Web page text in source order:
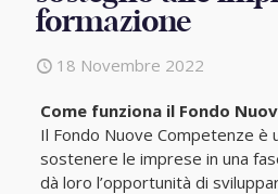
formazione
18 Novembre 2022
Come funziona il Fondo
Il Fondo Nuove Competenze è
sostenere le imprese in una
dà loro l’opportunità di